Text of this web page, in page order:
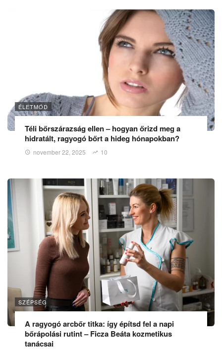
ÉLETMÓD
Téli bőrszárazság ellen – hogyan őrizd meg a
hidratált, ragyogó bőrt a hideg hónapokban?
november 22, 2025 10
SZÉPSÉG
A ragyogó arcbőr titka: így építsd fel a napi
bőrápolási rutint – Ficza Beáta kozmetikus
tanácsai